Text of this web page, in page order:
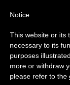
Aviso
Del 27 de
anual,
se generan
Notice
This website or its
necessary to its
purposes
more or withdraw
please refer to the